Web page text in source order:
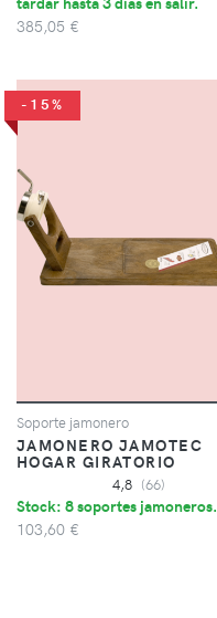
385,05 €
-15%
Soporte jamonero
JAMONERO JAMOTEC
HOGAR GIRATORIO
4,8 (66)
Stock: 8 soportes jamoneros.
103,60 €